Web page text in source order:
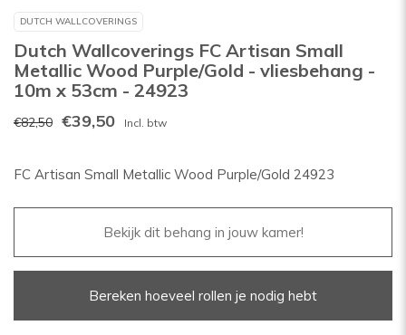
DUTCH WALLCOVERINGS
Dutch Wallcoverings FC Artisan Small
Metallic Wood Purple/Gold - vliesbehang -
10m x 53cm - 24923
€82,50 €39,50 Incl. btw
FC Artisan Small Metallic Wood Purple/Gold 24923
Bekijk dit behang in jouw kamer!
Bereken hoeveel rollen je nodig hebt